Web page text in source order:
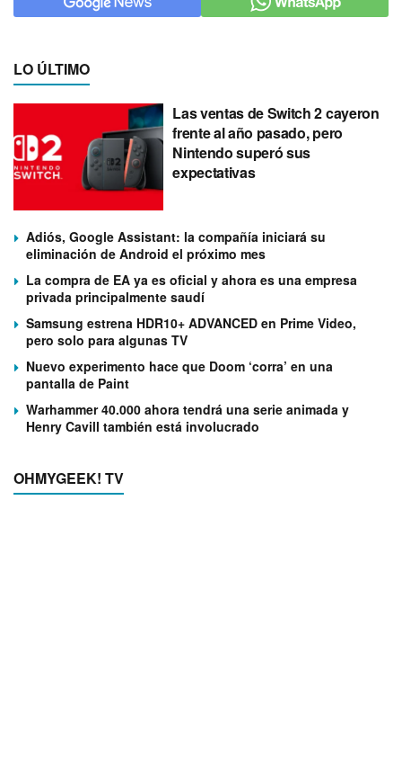
LO ÚLTIMO
Las ventas de Switch 2 cayeron
frente al año pasado, pero
Nintendo superó sus
expectativas
Adiós, Google Assistant: la compañía iniciará su
eliminación de Android el próximo mes
La compra de EA ya es oficial y ahora es una empresa
privada principalmente saudí
Samsung estrena HDR10+ ADVANCED en Prime Video,
pero solo para algunas TV
Nuevo experimento hace que Doom ‘corra’ en una
pantalla de Paint
Warhammer 40.000 ahora tendrá una serie animada y
Henry Cavill también está involucrado
OHMYGEEK! TV